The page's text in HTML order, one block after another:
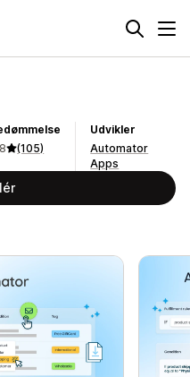
(105)
Udvikler
Automator
Apps